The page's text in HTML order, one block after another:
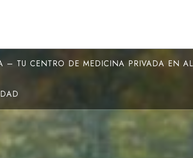
– TU CENTRO DE MEDICINA PRIVADA EN